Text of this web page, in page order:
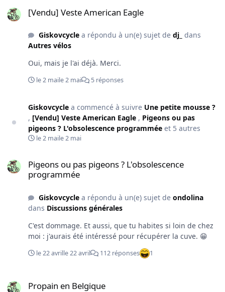
[Vendu] Veste American Eagle
Giskovcyclea répondu à un(e) sujet de dj_ dans
Autres vélos
Oui, mais je l'ai déjà. Merci.
le 2 maile 2 mai 5 réponses
Giskovcycle a commencé à suivre Une petite mousse ?
, [Vendu] Veste American Eagle , Pigeons ou pas
pigeons ? L'obsolescence programmée et 5 autres
le 2 maile 2 mai
Pigeons ou pas pigeons ? L'obsolescence
programmée
Giskovcyclea répondu à un(e) sujet de ondolina
dans Discussions générales
C'est dommage. Et aussi, que tu habites si loin de chez
moi : j'aurais été intéressé pour récupérer la cuve. 😁
le 22 avrille 22 avril 112 réponses 1
Propain en Belgique